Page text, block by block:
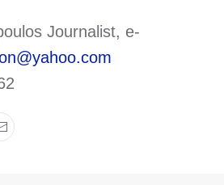
Journalist, e-